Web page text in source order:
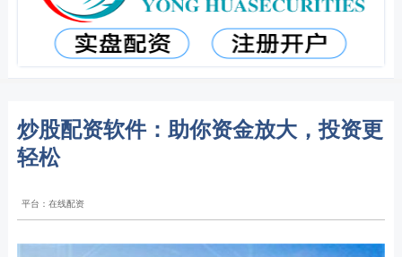
炒股配资软件：助你资金放大，投资更
轻松
平台：在线配资